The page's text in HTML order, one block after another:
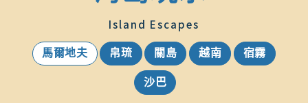
Island Escapes
馬爾地夫 帛琉 關島 越南 宿霧
沙巴